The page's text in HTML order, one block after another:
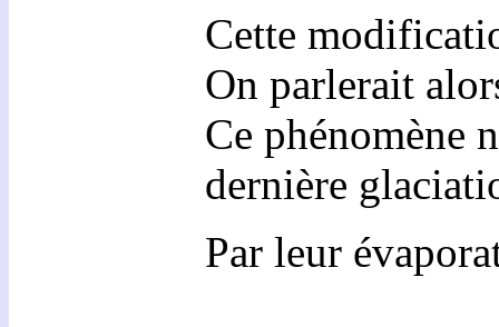
Cette
On parlerait
Ce phénomène
dernière
Par leur